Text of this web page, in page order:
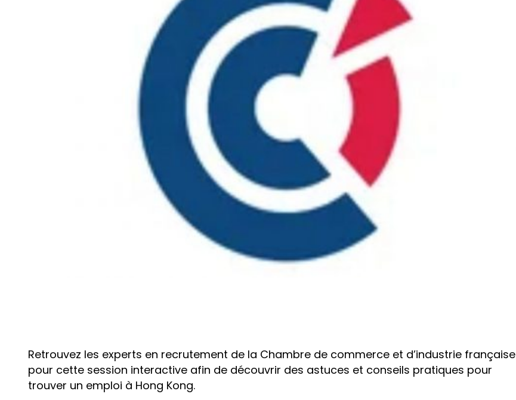
Retrouvez les experts en recrutement de la Chambre de commerce et d’industrie française
pour cette session interactive afin de découvrir des astuces et conseils pratiques pour
trouver un emploi à Hong Kong.